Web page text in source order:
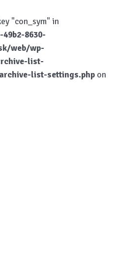
"con_sym" in
8630-
web/wp-
list-
list-settings.php on